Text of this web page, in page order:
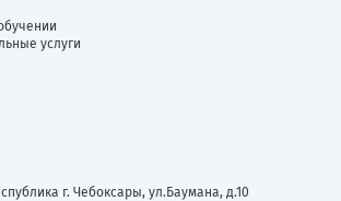
услуги
г. Чебоксары, ул.Баумана, д.10